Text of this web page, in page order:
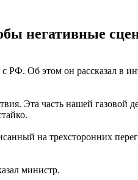
негативные
РФ. Об этом он рассказал в
Эта часть нашей газовой
на трехсторонних
министр.